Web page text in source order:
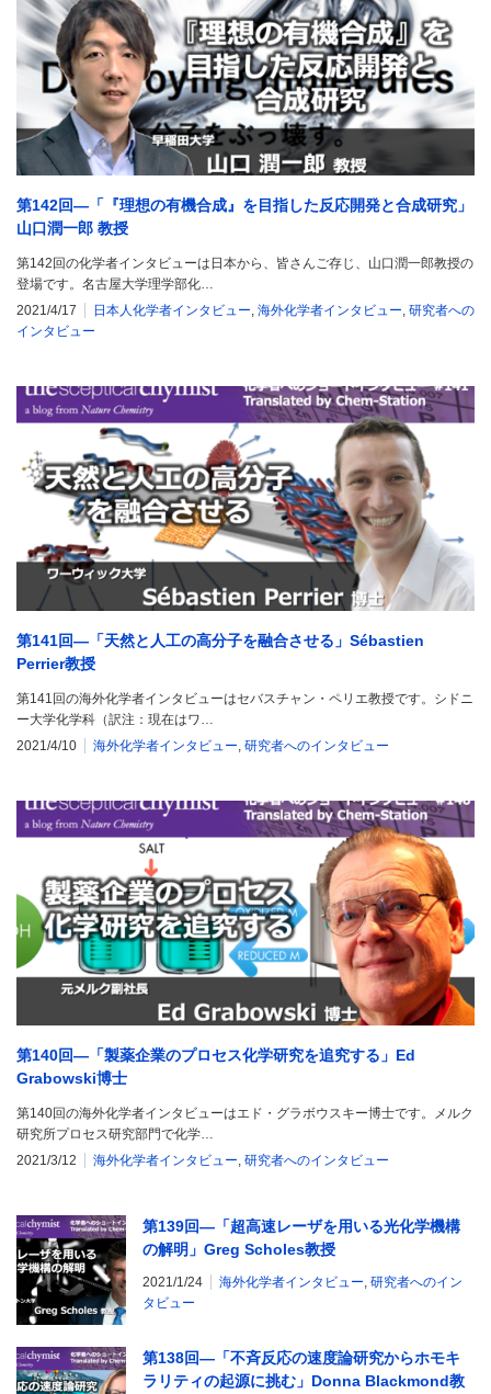
第142回―「『理想の有機合成』を目指した反応開発と合成研究」
山口潤一郎 教授
第142回の化学者インタビューは日本から、皆さんご存じ、山口潤一郎教授の
登場です。名古屋大学理学部化…
2021/4/17
日本人化学者インタビュー, 海外化学者インタビュー, 研究者への
インタビュー
第141回―「天然と人工の高分子を融合させる」Sébastien
Perrier教授
第141回の海外化学者インタビューはセバスチャン・ペリエ教授です。シドニ
ー大学化学科（訳注：現在はワ…
2021/4/10
海外化学者インタビュー, 研究者へのインタビュー
第140回―「製薬企業のプロセス化学研究を追究する」Ed
Grabowski博士
第140回の海外化学者インタビューはエド・グラボウスキー博士です。メルク
研究所プロセス研究部門で化学…
2021/3/12
海外化学者インタビュー, 研究者へのインタビュー
第139回―「超高速レーザを用いる光化学機構
の解明」Greg Scholes教授
2021/1/24 海外化学者インタビュー, 研究者へのイン
タビュー
第138回―「不斉反応の速度論研究からホモキ
ラリティの起源に挑む」Donna Blackmond教